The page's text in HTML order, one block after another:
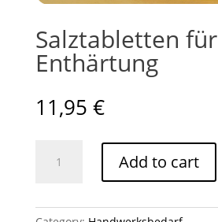
Salztabletten für
Enthärtung
11,95 €
Salztabletten
Add to cart